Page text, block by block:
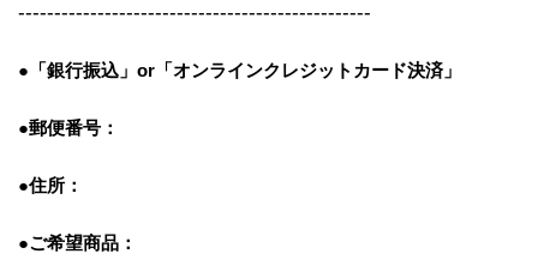
-------------------------------------------------
●「銀行振込」or「オンラインクレジットカード決済」
●郵便番号：
●住所：
●ご希望商品：